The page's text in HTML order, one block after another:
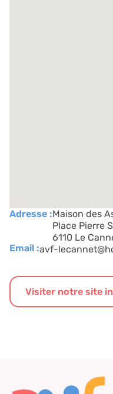
Adresse :Maison des
Place Pierre
6110 Le
Email :avf-
Visiter notre site